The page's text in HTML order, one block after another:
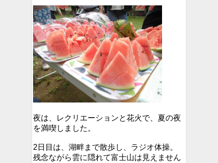
夜は、レクリエーションと花火で、夏の夜
を満喫しました。
2日目は、湖畔まで散歩し、ラジオ体操。
残念ながら雲に隠れて富士山は見えません